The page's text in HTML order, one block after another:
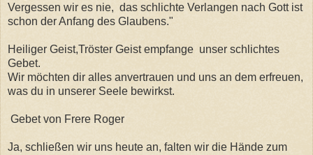
Vergessen wir es nie, das schlichte Verlangen nach Gott ist
schon der Anfang des Glaubens."
Heiliger Geist,Tröster Geist empfange unser schlichtes
Gebet.
Wir möchten dir alles anvertrauen und uns an dem erfreuen,
was du in unserer Seele bewirkst.
Gebet von Frere Roger
Ja, schließen wir uns heute an, falten wir die Hände zum